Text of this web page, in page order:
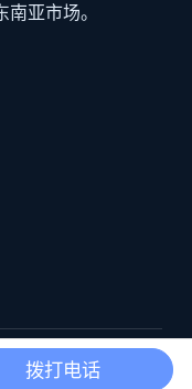
亚市场。
号-3
拨打电话